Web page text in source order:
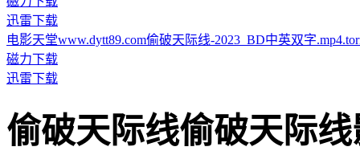
迅雷下载
电影天堂www.dytt89.com偷破天际线-2023_BD中英双字
磁力下载
迅雷下载
偷破天际线偷破天际线